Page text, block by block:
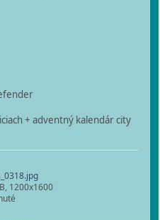
+ adventný kalendár city
1200x1600